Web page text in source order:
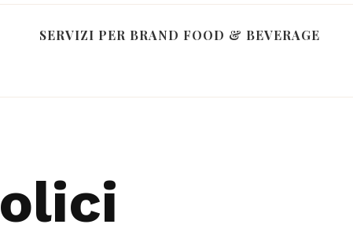
SERVIZI PER BRAND FOOD & BEVERAGE